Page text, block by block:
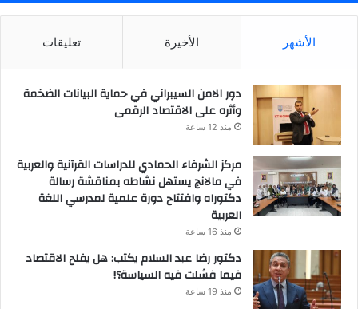
الأشهر الأخيرة تعليقات
دور الامن السيبراني في حماية البيانات الضخمة
وأثره على الاقتصاد الرقمى
منذ 12 ساعة
مركز الشرفاء الحمادي للدراسات القرآنية والعربية
في مالانج يستهل نشاطه بمناقشة رسالة
دكتوراه وافتتاح دورة علمية لمدرسي اللغة
العربية
منذ 16 ساعة
دكتور رضا عبد السلام يكتب: هل يفلح الاقتصاد
فيما فشلت فيه السياسة؟!
منذ 19 ساعة